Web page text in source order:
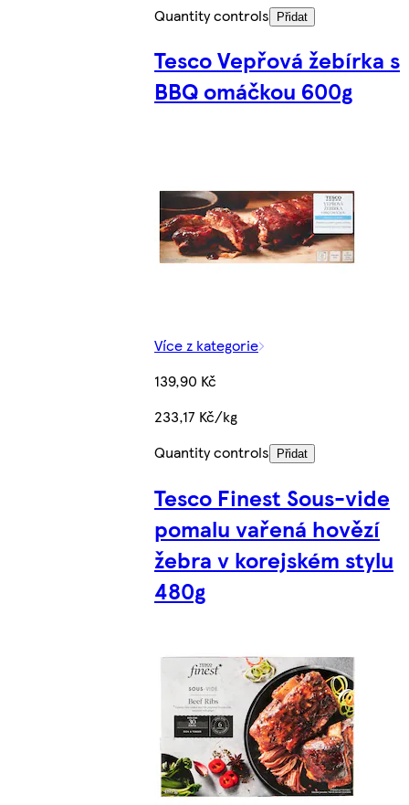
Quantity controls Přidat
Tesco Vepřová žebírka s
BBQ omáčkou 600g
Více z kategorie
139,90 Kč
233,17 Kč/kg
Quantity controls
Přidat
Tesco Finest Sous-vide
pomalu vařená hovězí
žebra v korejském stylu
480g